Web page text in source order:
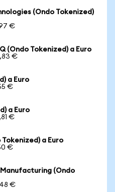
(Ondo Tokenized)
€
(Ondo Tokenized) a Euro
€
a Euro
€
a Euro
€
a Euro
€
(Ondo
€